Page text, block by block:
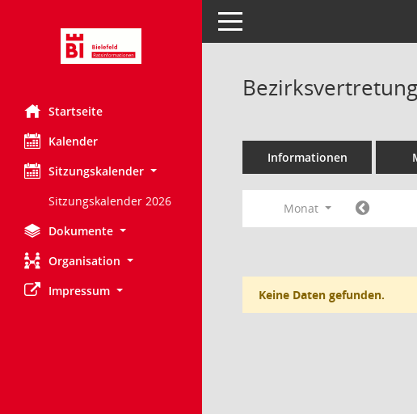
Startseite
Kalender
Sitzungskalender
Sitzungskalender 2026
Dokumente
Organisation
Impressum
Toggle navigation
Informationen
Monat
Keine Daten gefunden.